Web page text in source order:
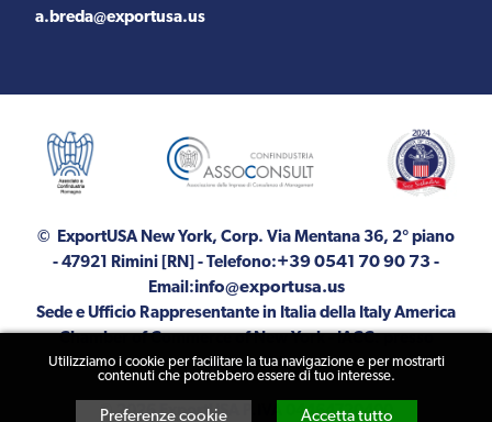
Utilizziamo i cookie per facilitare la tua navigazione e per mostrarti
contenuti che potrebbero essere di tuo interesse.
Preferenze cookie Accetta tutto
a.breda@exportusa.us
© ExportUSA New York, Corp. Via Mentana 36, 2° piano
- 47921 Rimini [RN]
- Telefono:+39 0541 70 90 73 -
Email:info@exportusa.us
Sede e Ufficio Rappresentante in Italia della Italy America
ExportUSA
© 2026 ExportUSA P.IVA 04464720400